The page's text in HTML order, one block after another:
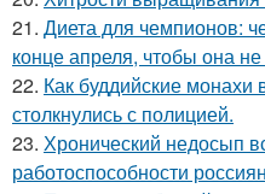
21. Диета для чемпионов:
конце апреля, чтобы она
22. Как буддийские
столкнулись с полицией.
23. Хронический недосып
работоспособности